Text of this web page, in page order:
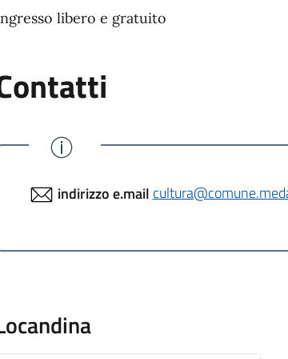
libero e gratuito
indirizzo e.mail